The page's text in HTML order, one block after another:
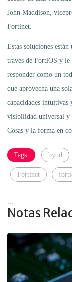
John Maddison,
Fortinet.
Estas soluciones
través de FortiOS y le
responder como un
que aprovecha una
capacidades intuitivas
visibilidad universal y
Cosas y la forma en
Tags: byod
Fortinet
Notas